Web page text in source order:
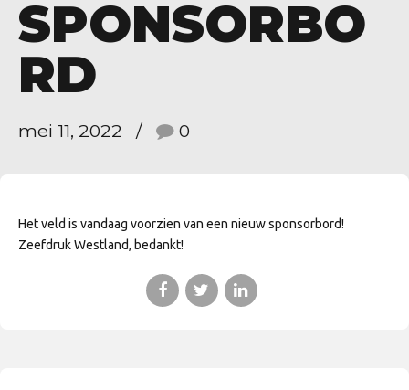
SPONSORBO
RD
mei 11, 2022 0
Het veld is vandaag voorzien van een nieuw sponsorbord!
Zeefdruk Westland, bedankt!